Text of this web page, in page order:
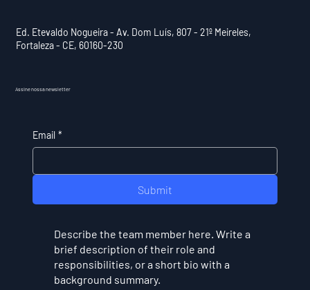
Ed. Etevaldo Nogueira - Av. Dom Luís, 807 - 21º Meireles,
Fortaleza - CE, 60160-230
Assine nossa newsletter
Email *
Submit
Describe the team member here. Write a
brief description of their role and
responsibilities, or a short bio with a
background summary.